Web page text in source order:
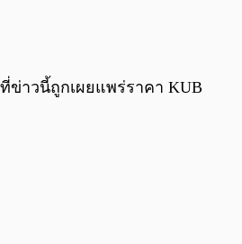
ข่าวนี้ถูกเผยแพร่ราคา KUB